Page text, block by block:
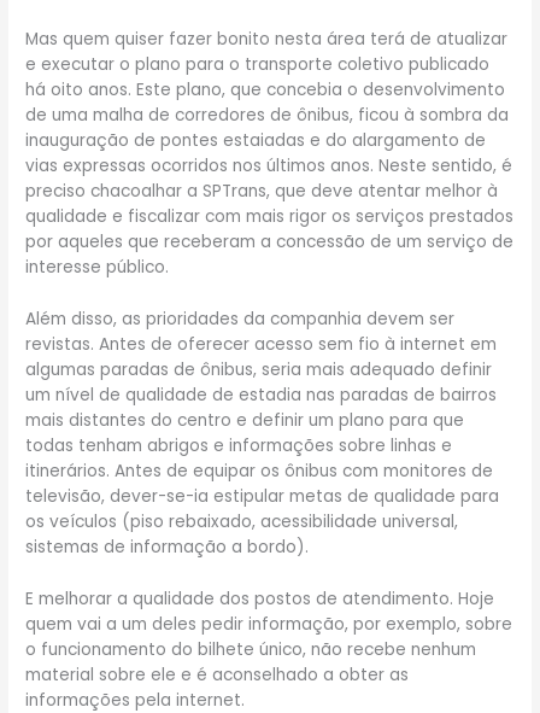
Mas quem quiser fazer bonito nesta área terá de atualizar
e executar o plano para o transporte coletivo publicado
há oito anos. Este plano, que concebia o desenvolvimento
de uma malha de corredores de ônibus, ficou à sombra da
inauguração de pontes estaiadas e do alargamento de
vias expressas ocorridos nos últimos anos. Neste sentido, é
preciso chacoalhar a SPTrans, que deve atentar melhor à
qualidade e fiscalizar com mais rigor os serviços prestados
por aqueles que receberam a concessão de um serviço de
interesse público.
Além disso, as prioridades da companhia devem ser
revistas. Antes de oferecer acesso sem fio à internet em
algumas paradas de ônibus, seria mais adequado definir
um nível de qualidade de estadia nas paradas de bairros
mais distantes do centro e definir um plano para que
todas tenham abrigos e informações sobre linhas e
itinerários. Antes de equipar os ônibus com monitores de
televisão, dever-se-ia estipular metas de qualidade para
os veículos (piso rebaixado, acessibilidade universal,
sistemas de informação a bordo).
E melhorar a qualidade dos postos de atendimento. Hoje
quem vai a um deles pedir informação, por exemplo, sobre
o funcionamento do bilhete único, não recebe nenhum
material sobre ele e é aconselhado a obter as
informações pela internet.